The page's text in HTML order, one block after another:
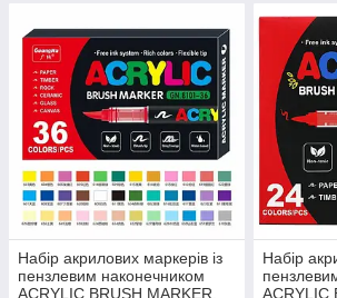
Набір акрилових маркерів із
пензлевим наконечником
ACRYLIC BRUSH MARKER,
Набір
ACRYLIC